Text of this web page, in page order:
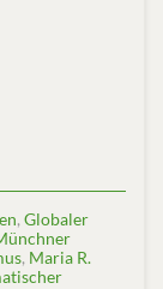
, Globaler
, Maria R.